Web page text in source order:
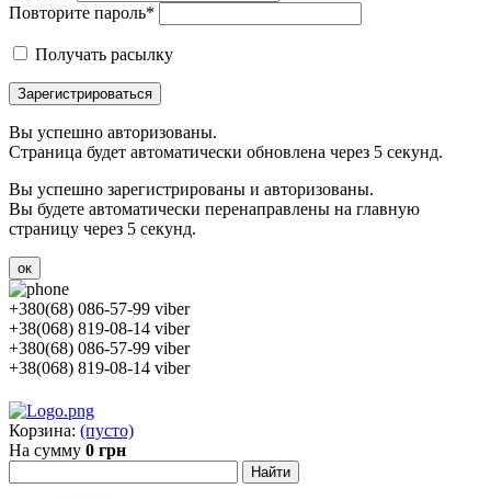
Повторите пароль*
Получать расылку
Зарегистрироваться
Вы успешно авторизованы.
Страница будет автоматически обновлена через 5 секунд.
Вы успешно зарегистрированы и авторизованы.
Вы будете автоматически перенаправлены на главную
страницу через 5 секунд.
ок
+380(68) 086-57-99 viber
+38(068) 819-08-14 viber
+380(68) 086-57-99 viber
+38(068) 819-08-14 viber
Корзина: (пусто)
На сумму 0 грн